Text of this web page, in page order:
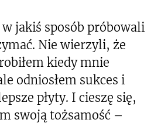
jakiś sposób próbowali
Nie wierzyli, że
kiedy mnie
odniosłem sukces i
płyty. I cieszę się,
swoją tożsamość –